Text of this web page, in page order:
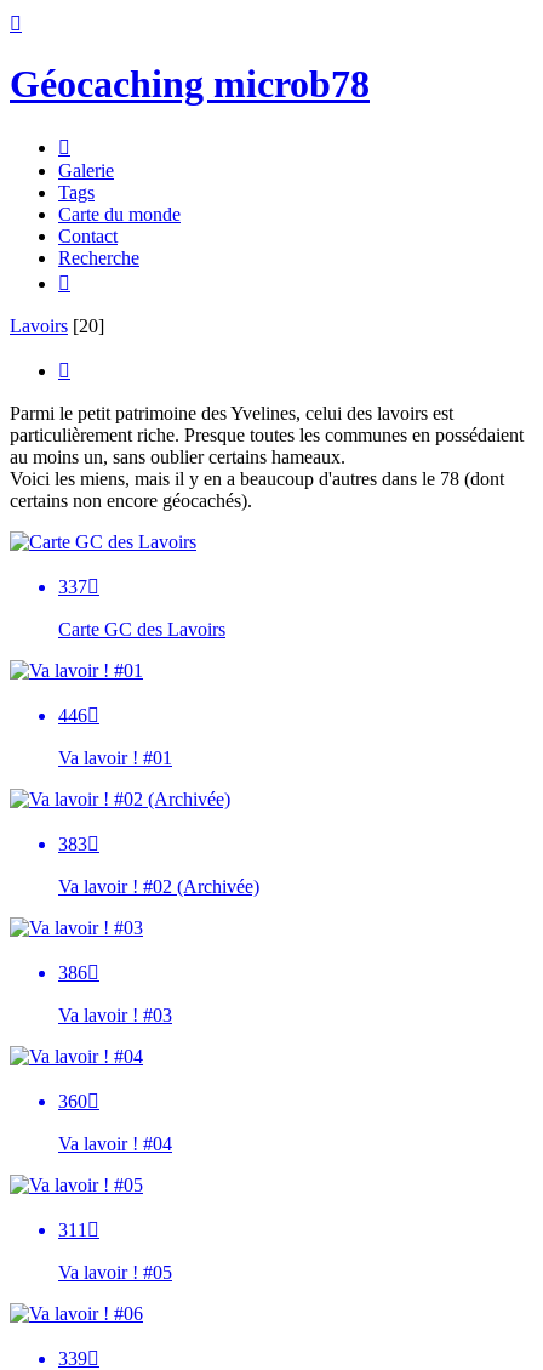

Géocaching microb78

Galerie
Tags
Carte du monde
Contact
Recherche

Lavoirs [20]

Parmi le petit patrimoine des Yvelines, celui des lavoirs est
particulièrement riche. Presque toutes les communes en possédaient
au moins un, sans oublier certains hameaux.
Voici les miens, mais il y en a beaucoup d'autres dans le 78 (dont
certains non encore géocachés).
337
Carte GC des Lavoirs
446
Va lavoir ! #01
383
Va lavoir ! #02 (Archivée)
386
Va lavoir ! #03
360
Va lavoir ! #04
311 
Va lavoir ! #05
339